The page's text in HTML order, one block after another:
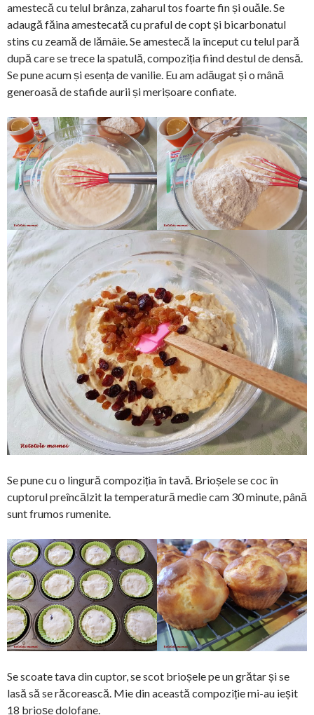
amestecă cu telul brânza, zaharul tos foarte fin și ouăle. Se
adaugă făina amestecată cu praful de copt și bicarbonatul
stins cu zeamă de lămâie. Se amestecă la început cu telul pară
după care se trece la spatulă, compoziția fiind destul de densă.
Se pune acum și esența de vanilie. Eu am adăugat și o mână
generoasă de stafide aurii și merișoare confiate.
Se pune cu o lingură compoziția în tavă. Brioșele se coc în
cuptorul preîncălzit la temperatură medie cam 30 minute, până
sunt frumos rumenite.
Se scoate tava din cuptor, se scot brioșele pe un grătar și se
lasă să se răcorească. Mie din această compoziție mi-au ieșit
18 brioșe dolofane.